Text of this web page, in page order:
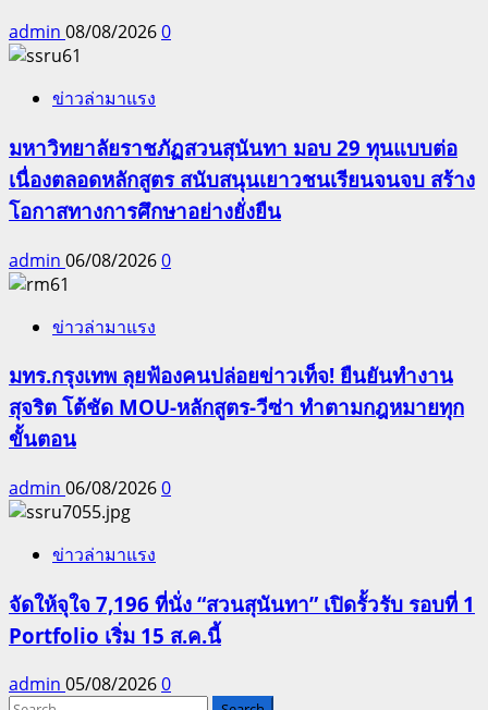
admin 08/08/20260
ข่าวล่ามาแรง
มหาวิทยาลัยราชภัฏสวนสุนันทา มอบ 29 ทุนแบบต่อ
เนื่องตลอดหลักสูตร สนับสนุนเยาวชนเรียนจนจบ สร้าง
โอกาสทางการศึกษาอย่างยั่งยืน
admin 06/08/20260
ข่าวล่ามาแรง
มทร.กรุงเทพ ลุยฟ้องคนปล่อยข่าวเท็จ! ยืนยันทำงาน
สุจริต โต้ชัด MOU-หลักสูตร-วีซ่า ทำตามกฎหมายทุก
ขั้นตอน
admin 06/08/20260
ข่าวล่ามาแรง
จัดให้จุใจ 7,196 ที่นั่ง “สวนสุนันทา” เปิดรั้วรับ รอบที่ 1
Portfolio เริ่ม 15 ส.ค.นี้
admin 05/08/20260